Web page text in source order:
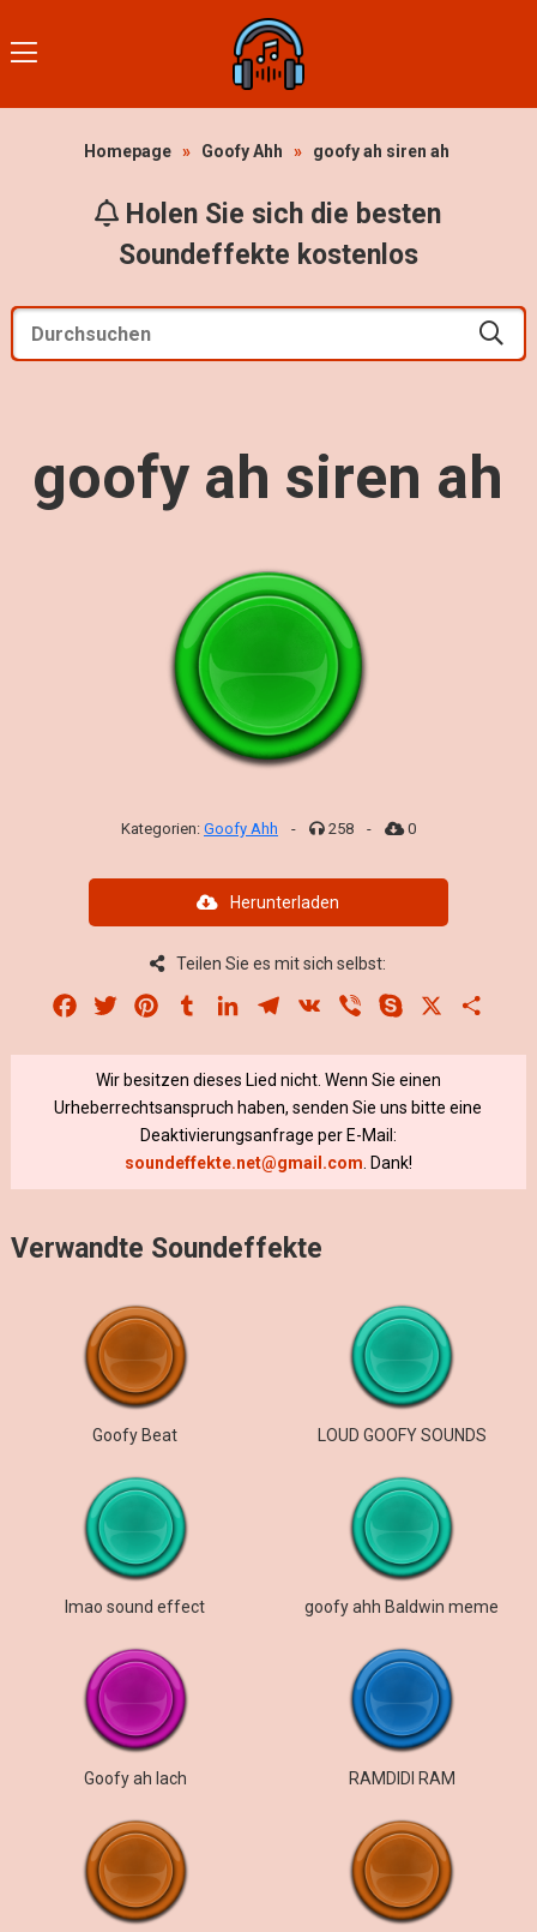
Homepage » Goofy Ahh » goofy ah siren ah
Holen Sie sich die besten
Soundeffekte kostenlos
goofy ah siren ah
Kategorien: Goofy Ahh - 258 - 0
Herunterladen
Teilen Sie es mit sich selbst:
Facebook
Twitter PinterestTumblrLinkedInTelegram
VK Viber Skype
Wir besitzen dieses Lied nicht. Wenn Sie einen
Urheberrechtsanspruch haben, senden Sie uns bitte eine
Deaktivierungsanfrage per E-Mail:
soundeffekte.net@gmail.com . Dank!
Verwandte Soundeffekte
Goofy Beat LOUD GOOFY SOUNDS
lmao sound effect goofy ahh Baldwin meme
Goofy ah lach RAMDIDI RAM